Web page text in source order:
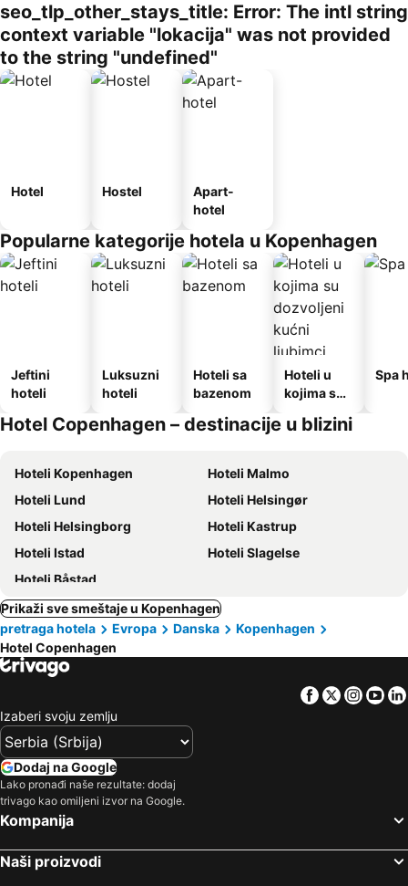
seo_tlp_other_stays_title: Error: The intl string
context variable "lokacija" was not provided
to the string "undefined"
Hotel Hostel
Apart-
hotel
Popularne kategorije hotela u Kopenhagen
Jeftini
hoteli
Luksuzni
hoteli
Hoteli sa
bazenom
Hoteli u
kojima su
kućni
Spa
Hotel Copenhagen – destinacije u blizini
Hoteli Kopenhagen
Hoteli Malmo
Hoteli Lund
Hoteli Helsingør
Hoteli Helsingborg
Hoteli Kastrup
Hoteli Istad
Hoteli Slagelse
Hoteli Båstad
Prikaži sve smeštaje u Kopenhagen
pretraga hotela
Evropa Danska
Kopenhagen
Hotel Copenhagen
Facebook
Twitter
Izaberi svoju zemlju
Dodaj na Google
Lako pronađi naše rezultate: dodaj
trivago kao omiljeni izvor na Google.
Kompanija
Naši proizvodi